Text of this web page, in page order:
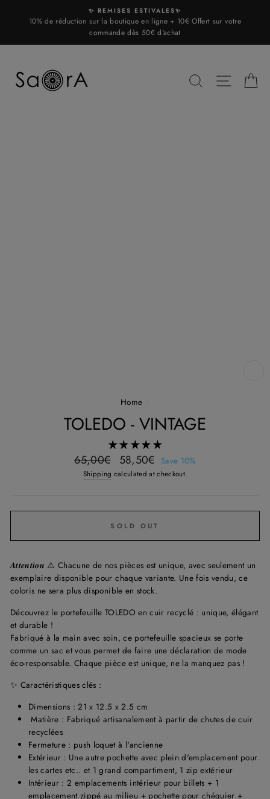
✨ REMISES ESTIVALES✨
10% de réduction sur la boutique en ligne + 10€ Offert sur votre
commande dès 50€ d'achat
SEARCHSITE
Home
TOLEDO - VINTAGE
Regular
price
65,00€
Sale
price
58,50€ Save 10%
Shipping calculated at checkout.
SOLD OUT
𝑨𝒕𝒕𝒆𝒏𝒕𝒊𝒐𝒏 ⚠️ Chacune de nos pièces est unique, avec seulement un
exemplaire disponible pour chaque variante. Une fois vendu, ce
coloris ne sera plus disponible en stock.
Découvrez le portefeuille TOLEDO en cuir recyclé : unique, élégant
et durable !
Fabriqué à la main avec soin, ce portefeuille spacieux se porte
comme un sac et vous permet de faire une déclaration de mode
éco-responsable. Chaque pièce est unique, ne la manquez pas !
✨ Caractéristiques clés :
Dimensions : 21 x 12.5 x 2.5 cm
Matière : Fabriqué artisanalement à partir de chutes de cuir
recyclées
Fermeture : push loquet à l'ancienne
Extérieur : Une autre pochette avec plein d'emplacement pour
les cartes etc.. et 1 grand compartiment, 1 zip extérieur
Intérieur : 2 emplacements intérieur pour billets + 1
emplacement zippé au milieu + pochette pour chéquier +